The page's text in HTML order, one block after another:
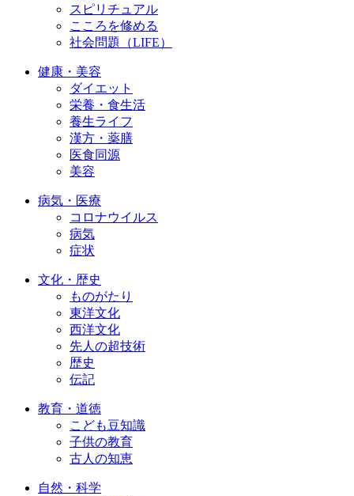
スピリチュアル
こころを修める
社会問題（LIFE）
健康・美容
ダイエット
栄養・食生活
養生ライフ
漢方・薬膳
医食同源
美容
病気・医療
コロナウイルス
病気
症状
文化・歴史
ものがたり
東洋文化
西洋文化
先人の超技術
歴史
伝記
教育・道徳
こども豆知識
子供の教育
古人の知恵
自然・科学